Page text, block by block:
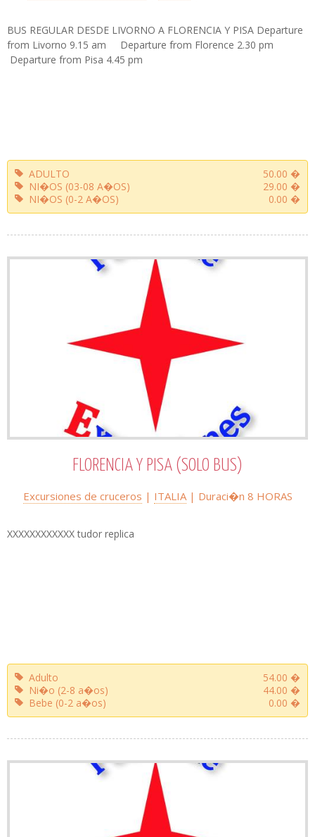
BUS REGULAR DESDE LIVORNO A FLORENCIA Y PISA Departure
from Livorno 9.15 am Departure from Florence 2.30 pm
Departure from Pisa 4.45 pm
ADULTO
50.00 �
NI�OS (03-08 A�OS)
29.00 �
NI�OS (0-2 A�OS)
0.00 �
FLORENCIA Y PISA (SOLO BUS)
Excursiones de cruceros | ITALIA| Duraci�n 8 HORAS
XXXXXXXXXXXX tudor replica
Adulto
54.00 �
Ni�o (2-8 a�os)
44.00 �
Bebe (0-2 a�os)
0.00 �